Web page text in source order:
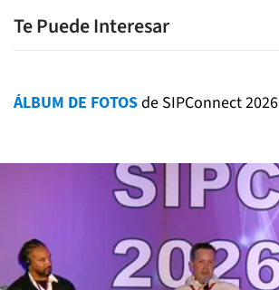
Te Puede Interesar
ÁLBUM DE FOTOSde SIPConnect 2026